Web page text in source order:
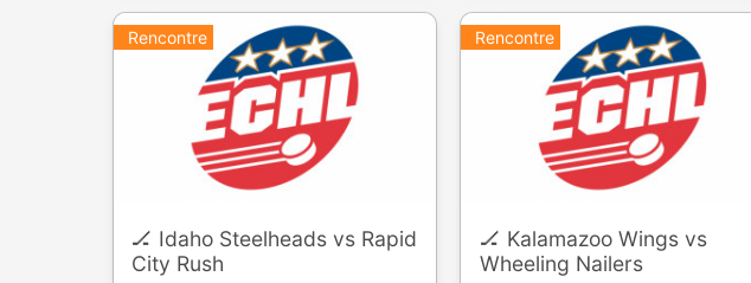
Rencontre
🏒 Idaho Steelheads vs Rapid
City Rush
Rencontre
🏒 Kalamazoo Wings vs
Wheeling Nailers